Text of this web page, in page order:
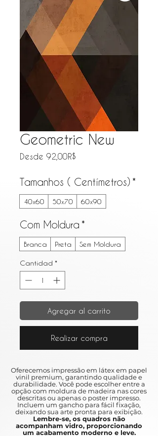
Geometric New
Desde 92,00R$
Tamanhos ( Centímetros) *
40x60 50x70 60x90
Com Moldura *
Branca Preta Sem Moldura
Cantidad *
Agregar al carrito
Realizar compra
Oferecemos impressão em látex em papel
vinil premium, garantindo qualidade e
durabilidade. Você pode escolher entre a
opção com moldura de madeira nas cores
descritas ou apenas o poster impresso.
Incluem um gancho para fácil fixação,
deixando sua arte pronta para exibição.
Lembre-se, os quadros não
acompanham vidro, proporcionando
um acabamento moderno e leve.